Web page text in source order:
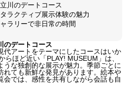
川のデートコース
ラクティブ展示体験の魅力
ラリーで非日常の時間
のデートコース
代アートをテーマにしたコースはいか
らほど近い「PLAY! MUSEUM」は、
うな独創的な展示が魅力。季節ごとに
れても新鮮な発見があります。絵本や
会では、感性を共有しながら会話も自